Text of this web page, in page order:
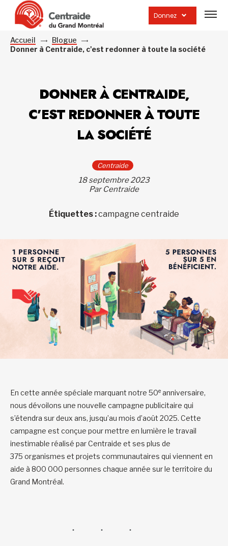
Donnez
la
Accueil
Blogue
Donner à Centraide, c'est redonner à toute la société
DONNER À CENTRAIDE,
C’EST REDONNER À TOUTE
LA SOCIÉTÉ
Centraide
18 septembre 2023
Par Centraide
Étiquettes :campagne centraide
En cette année spéciale marquant notre 50e anniversaire,
nous dévoilons une nouvelle campagne publicitaire qui
s’étendra sur deux ans, jusqu’au mois d’août 2025. Cette
campagne est conçue pour mettre en lumière le travail
inestimable réalisé par Centraide et ses plus de
375 organismes et projets communautaires qui viennent en
aide à 800 000 personnes chaque année sur le territoire du
Grand Montréal.